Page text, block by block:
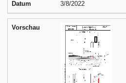
Datum 3/8/2022
Vorschau